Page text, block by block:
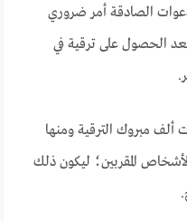
الصادقة أمر ضروري
الحصول على ترقية في
ألف مبروك الترقية ومنها
المقربين؛ ليكون ذلك